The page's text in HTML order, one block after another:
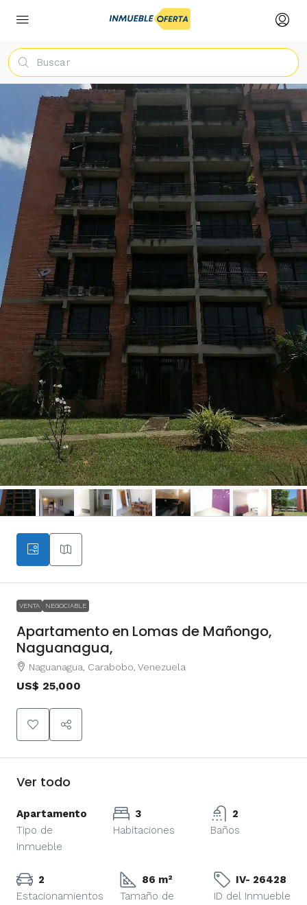
VENTA NEGOCIABLE
Apartamento en Lomas de Mañongo,
Naguanagua,
Naguanagua, Carabobo, Venezuela
US$ 25,000
Ver todo
Apartamento
Tipo de
Inmueble
3
Habitaciones
2
Baños
2
Estacionamientos
86 m²
Tamaño de
IV- 26428
ID del Inmueble